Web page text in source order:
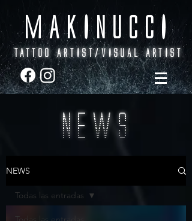
MAKINUCCI
TATTOO ARTIST/VISUAL ARTIST
NEWS
NEWS
Todas las entradas